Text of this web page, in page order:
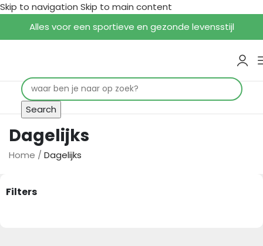
Skip to navigation Skip to main content
Alles voor een sportieve en gezonde levensstijl
Search
Dagelijks
Home / Dagelijks
Filters